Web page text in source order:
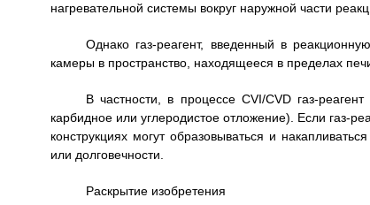
нагревательной системы вокруг наружной части
Однако газ-реагент, введенный в
камеры в пространство, находящееся в пределах
В частности, в процессе CVI/CVD газ-
карбидное или углеродистое отложение). Если газ-
конструкциях могут образовываться и
или долговечности.
Раскрытие изобретения